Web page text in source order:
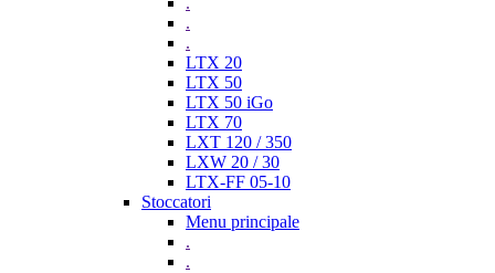
.
.
LTX 20
LTX 50
LTX 50 iGo
LTX 70
LXT 120 / 350
LXW 20 / 30
LTX-FF 05-10
Stoccatori
Menu principale
.
.